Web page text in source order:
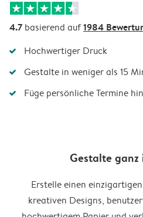
4.7 basierend auf1984
Hochwertiger Druck
Gestalte in weniger als 15
Füge persönliche Termine
Gestalte
Erstelle einen
kreativen Designs,